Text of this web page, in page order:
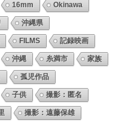
16mm Okinawa
沖縄県
FILMS 記録映画
沖縄 糸満市 家族
孤児作品
子供 撮影：匿名
撮影：遠藤保雄